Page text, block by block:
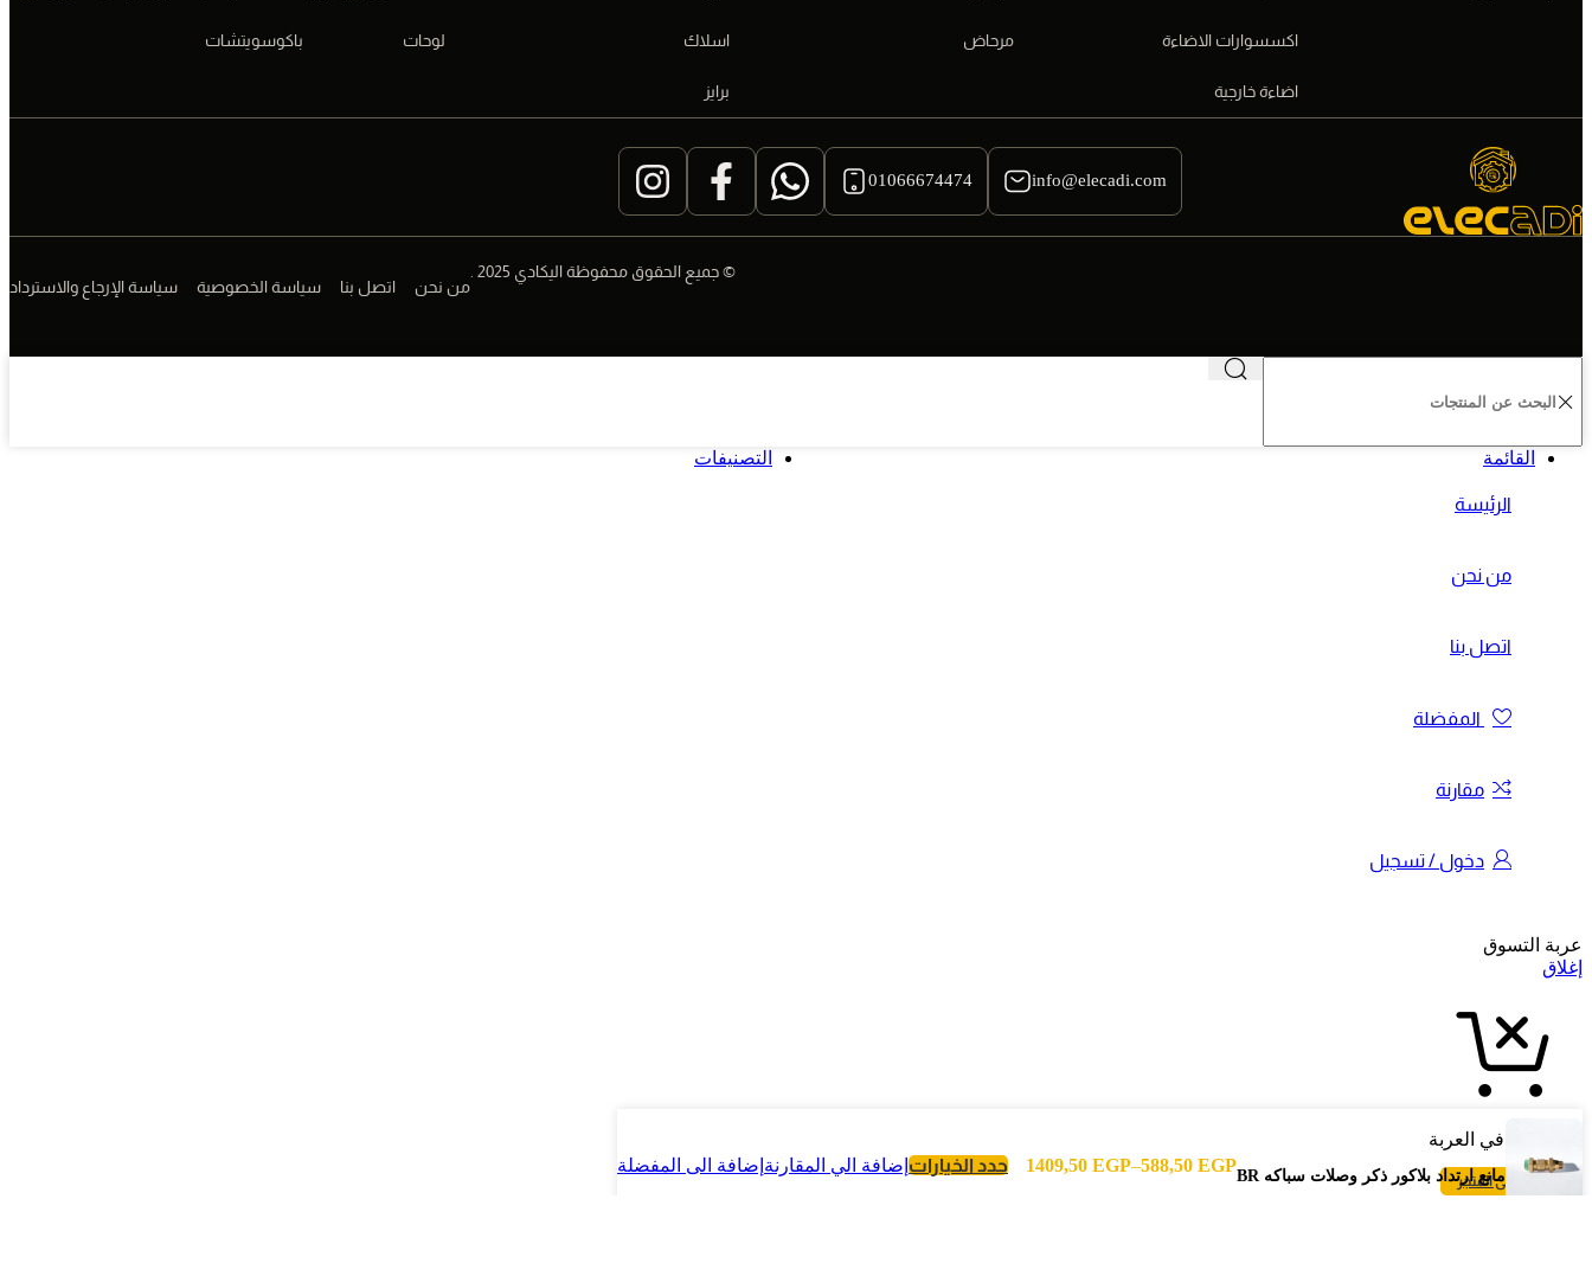
اكسسوارات الاضاءة
اضاءة خارجية
مرحاض اسلاك
برايز
لوحات باكوسويتشات
info@elecadi.com
01066674474
من نحن اتصل بنا سياسة الخصوصية سياسة الإرجاع والاسترداد
© جميع الحقوق محفوظة اليكادي 2025 .
القائمة التصنيفات
الرئيسة
من نحن
اتصل بنا
المفضلة
مقارنة
دخول / تسجيل
عربة التسوق
إغلاق
لا منتجات في العربة
العودة الى المتجر
مانع ارتداد بلاكور ذكر وصلات سباكه BR
588,50 EGP
–
1409,50 EGP حدد الخيارات إضافة الي المقارنة إضافة الى المفضلة